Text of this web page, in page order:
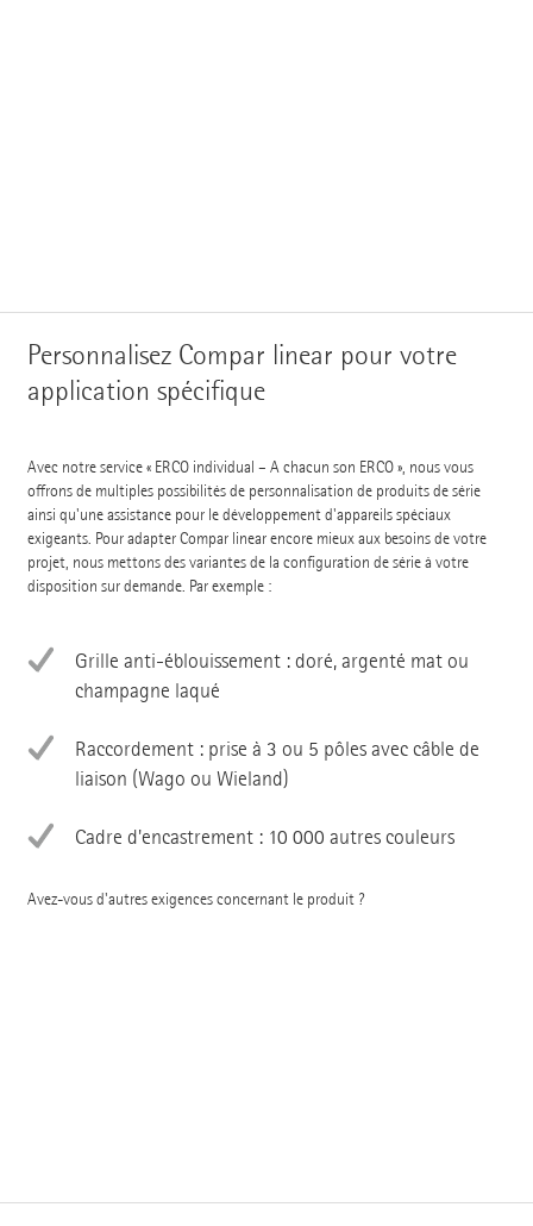
Personnalisez Compar linear pour votre
application spécifique
Avec notre service « ERCO individual – A chacun son ERCO », nous vous
offrons de multiples possibilités de personnalisation de produits de série
ainsi qu'une assistance pour le développement d'appareils spéciaux
exigeants. Pour adapter Compar linear encore mieux aux besoins de votre
projet, nous mettons des variantes de la configuration de série à votre
disposition sur demande. Par exemple :
Grille anti-éblouissement : doré, argenté mat ou
champagne laqué
Raccordement : prise à 3 ou 5 pôles avec câble de
liaison (Wago ou Wieland)
Cadre d'encastrement : 10 000 autres couleurs
Avez-vous d'autres exigences concernant le produit ?